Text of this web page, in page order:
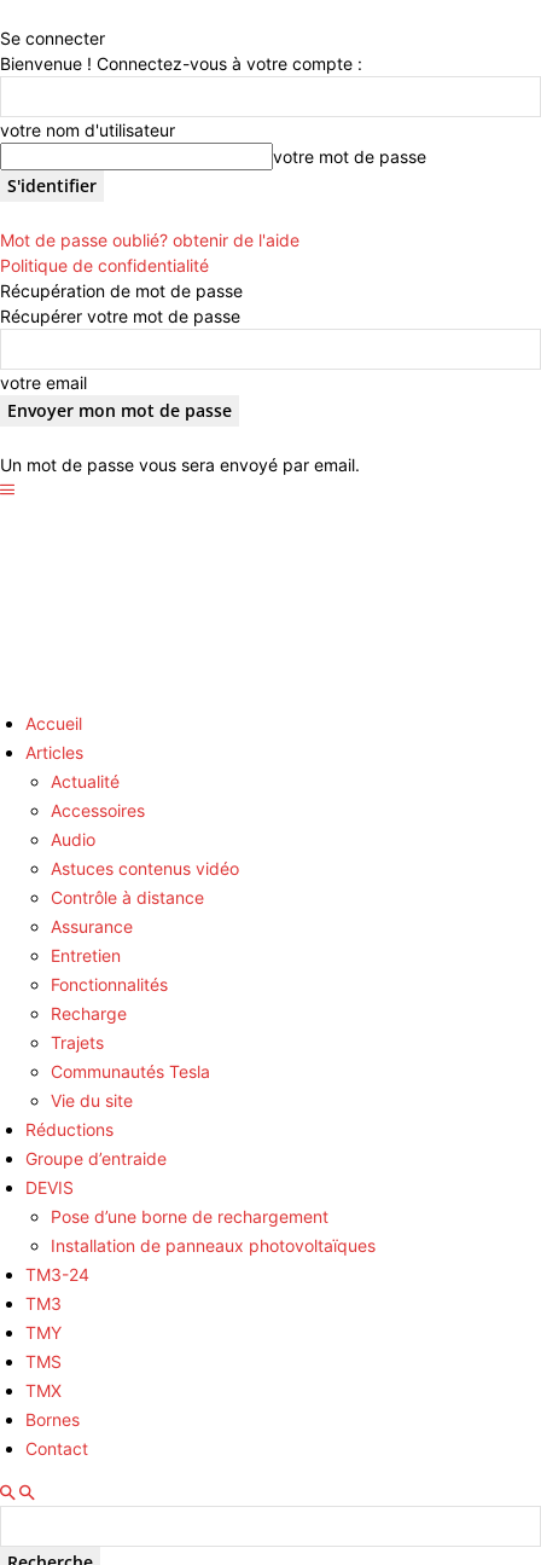
Se connecter
Bienvenue ! Connectez-vous à votre compte :
votre nom d'utilisateur
votre mot de passe
Mot de passe oublié? obtenir de l'aide
Politique de confidentialité
Récupération de mot de passe
Récupérer votre mot de passe
votre email
Un mot de passe vous sera envoyé par email.
Accueil
Articles
Actualité
Accessoires
Audio
Astuces contenus vidéo
Contrôle à distance
Assurance
Entretien
Fonctionnalités
Recharge
Trajets
Communautés Tesla
Vie du site
Réductions
Groupe d’entraide
DEVIS
Pose d’une borne de rechargement
Installation de panneaux photovoltaïques
TM3-24
TM3
TMY
TMS
TMX
Bornes
Contact